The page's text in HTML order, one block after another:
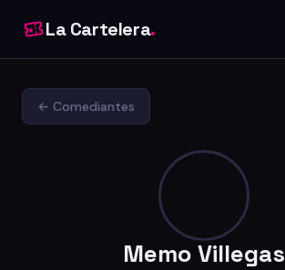
La Cartelera.
← Comediantes
Memo Villegas